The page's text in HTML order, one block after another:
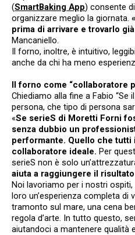
(SmartBaking App) consente
organizzare meglio la giornata.
prima di arrivare e trovarlo
Mancaniello.
Il forno, inoltre, è intuitivo,
anche da chi ha meno
Il forno come “collaboratore
Chiediamo alla fine a Fabio “Se
persona, che tipo di persona
«Se serieS di Moretti Forni
senza dubbio un
performante. Quello che tutti
collaboratore ideale. Per
serieS non è solo
aiuta a raggiungere il
Noi lavoriamo per i nostri ospiti,
loro un’esperienza completa di
tramonto sul mare, una cena
regola d’arte. In tutto questo,
aiutandoci a mantenere qualità